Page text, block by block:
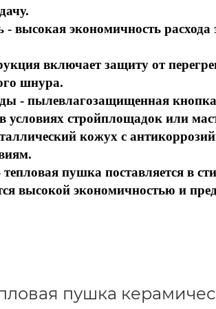
- высокая экономичность расхода
включает защиту от
шнура.
- пылевлагозащищенная
условиях стройплощадок или
кожух с
тепловая пушка поставляется в
высокой экономичностью и
пушка